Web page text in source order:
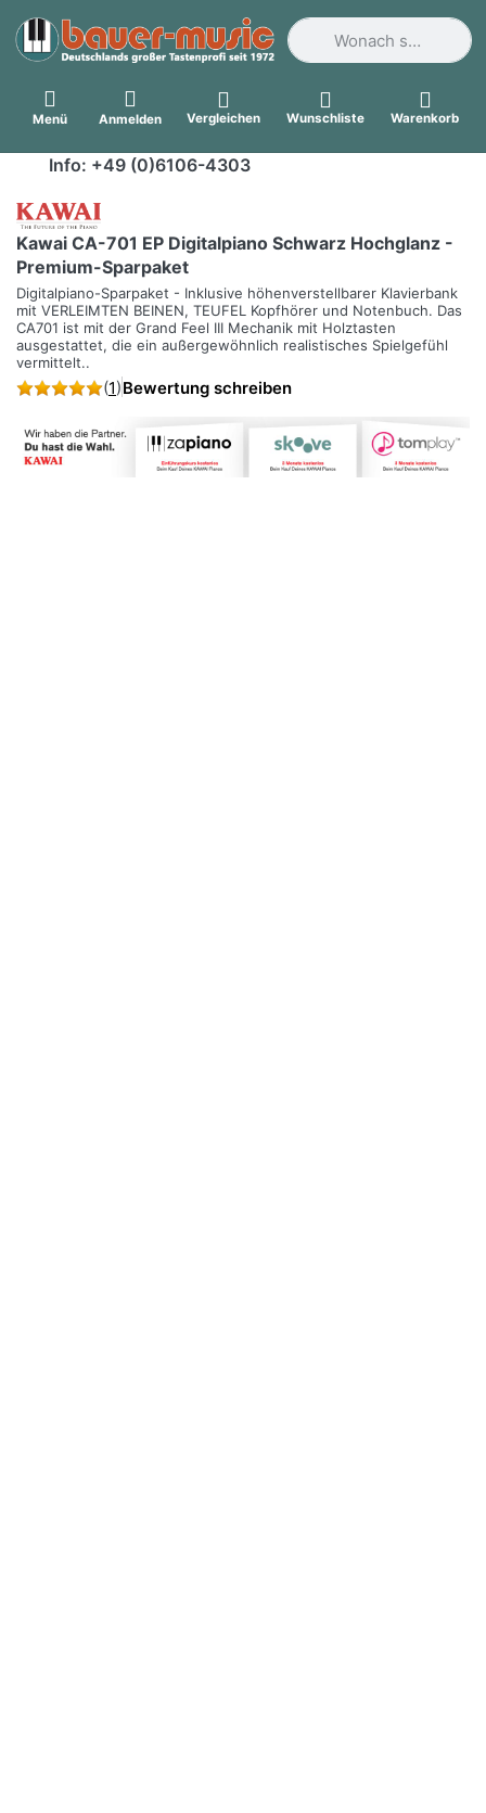
Geben Sie einen
Menü Anmelden Vergleichen Wunschliste Warenkorb
Info: +49 (0)6106-4303
Kawai CA-701 EP Digitalpiano Schwarz Hochglanz -
Premium-Sparpaket
Digitalpiano-Sparpaket - Inklusive höhenverstellbarer Klavierbank
mit VERLEIMTEN BEINEN, TEUFEL Kopfhörer und Notenbuch. Das
CA701 ist mit der Grand Feel III Mechanik mit Holztasten
ausgestattet, die ein außergewöhnlich realistisches Spielgefühl
vermittelt..
(1)Bewertung schreiben